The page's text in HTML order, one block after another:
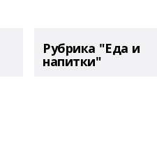
Рубрика "Еда и
напитки"